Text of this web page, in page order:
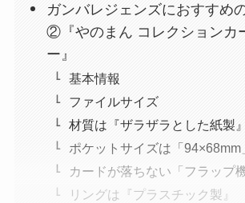
ガンバレジェンズにおすすめ
②『やのまん コレクションカ
ー』
基本情報
ファイルサイズ
材質は『ザラザラとした紙製』
ポケットサイズは「94×68mm
カードが落ちない「フラップ
リングは『プラスチック製』